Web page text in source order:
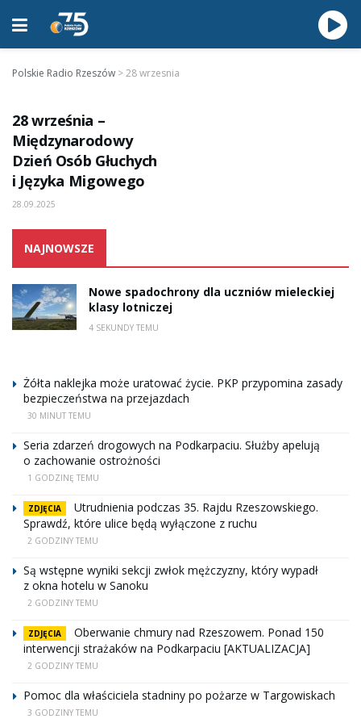
Polskie Radio Rzeszów >28 wrzesnia
28 września –
Międzynarodowy
Dzień Osób Głuchych
i Języka Migowego
28.09.2025
NAJNOWSZE
Nowe spadochrony dla uczniów mieleckiej
klasy lotniczej
4 SEKUNDY TEMU
Żółta naklejka może uratować życie. PKP przypomina zasady
bezpieczeństwa na przejazdach
30 MINUT TEMU
Seria zdarzeń drogowych na Podkarpaciu. Służby apelują
o zachowanie ostrożności
1 GODZINĘ TEMU
ZDJĘCIA
Utrudnienia podczas 35. Rajdu Rzeszowskiego.
Sprawdź, które ulice będą wyłączone z ruchu
2 GODZINY TEMU
Są wstępne wyniki sekcji zwłok mężczyzny, który wypadł
z okna hotelu w Sanoku
2 GODZINY TEMU
ZDJĘCIA
Oberwanie chmury nad Rzeszowem. Ponad 150
interwencji strażaków na Podkarpaciu [AKTUALIZACJA]
2 GODZINY TEMU
Pomoc dla właściciela stadniny po pożarze w Targowiskach
3 GODZINY TEMU